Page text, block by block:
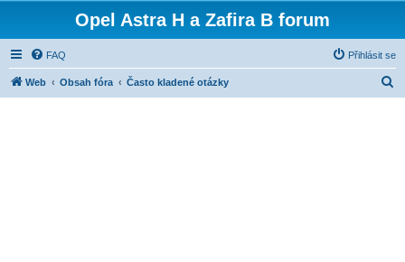
Opel Astra H a Zafira B forum
FAQ Přihlásit se
Web Obsah fóra Často kladené otázky